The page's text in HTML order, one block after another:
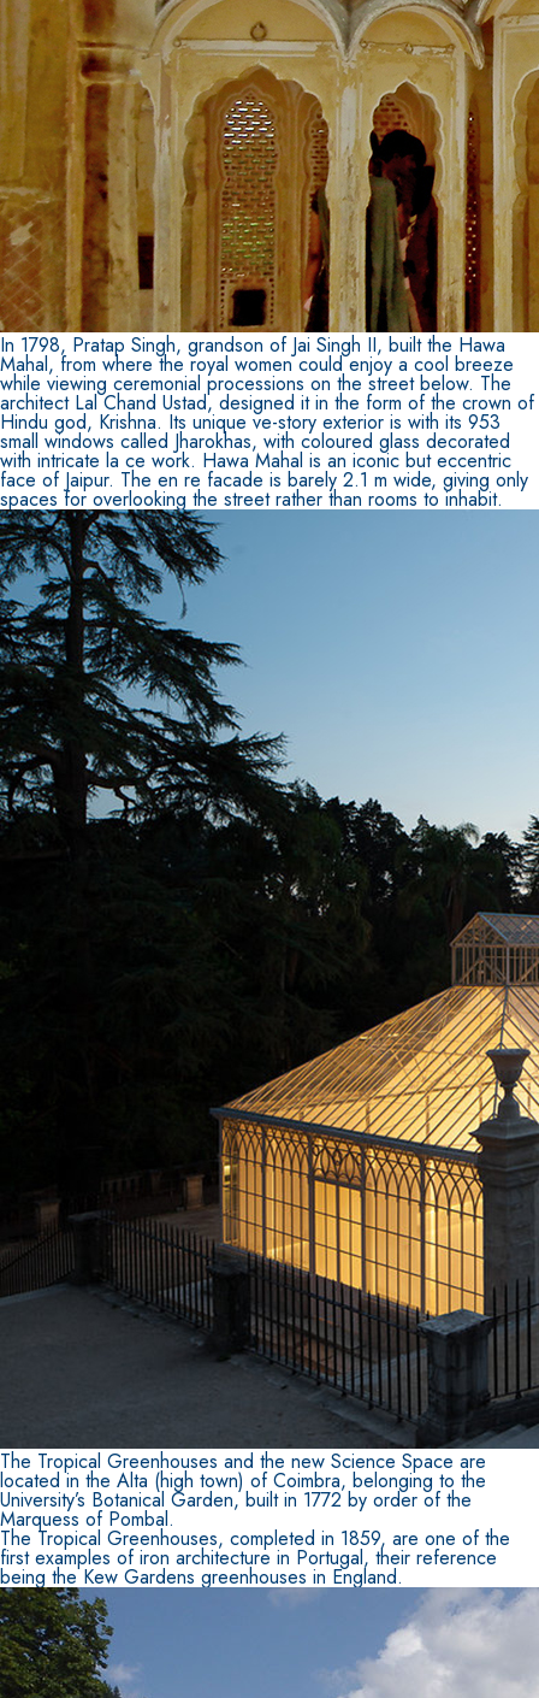
In 1798, Pratap Singh, grandson of Jai Singh II, built the Hawa
Mahal, from where the royal women could enjoy a cool breeze
while viewing ceremonial processions on the street below. The
architect Lal Chand Ustad, designed it in the form of the crown of
Hindu god, Krishna. Its unique ve-story exterior is with its 953
small windows called Jharokhas, with coloured glass decorated
with intricate la ce work. Hawa Mahal is an iconic but eccentric
face of Jaipur. The en re facade is barely 2.1 m wide, giving only
spaces for overlooking the street rather than rooms to inhabit.
The Tropical Greenhouses and the new Science Space are
located in the Alta (high town) of Coimbra, belonging to the
University’s Botanical Garden, built in 1772 by order of the
Marquess of Pombal.
The Tropical Greenhouses, completed in 1859, are one of the
first examples of iron architecture in Portugal, their reference
being the Kew Gardens greenhouses in England.